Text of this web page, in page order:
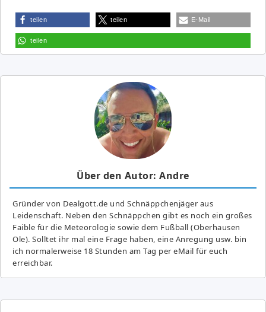
teilen teilen E-Mail
teilen
Über den Autor: Andre
Gründer von Dealgott.de und Schnäppchenjäger aus
Leidenschaft. Neben den Schnäppchen gibt es noch ein großes
Fai­ble für die Meteorologie sowie dem Fußball (Oberhausen
Ole). Solltet ihr mal eine Frage haben, eine Anregung usw. bin
ich normalerweise 18 Stunden am Tag per eMail für euch
erreichbar.